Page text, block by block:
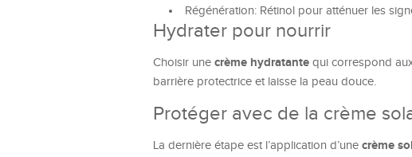
Régénération: Rétinol pour atténuer les
Hydrater pour nourrir
Choisir une crème hydratante qui correspond
barrière protectrice et laisse la peau douce.
Protéger avec de la crème
La dernière étape est l’application d’une crème